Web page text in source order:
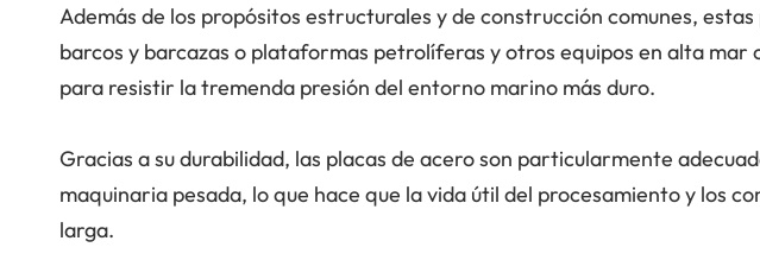
Además de los propósitos estructurales y de construcción comunes,
barcos y barcazas o plataformas petrolíferas y otros equipos en alta mar
para resistir la tremenda presión del entorno marino más duro.
Gracias a su durabilidad, las placas de acero son particularmente
maquinaria pesada, lo que hace que la vida útil del procesamiento y los
larga.